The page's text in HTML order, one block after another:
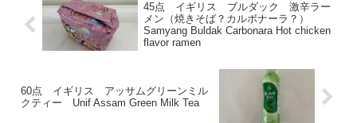
45点 イギリス ブルダック 激辛ラー
メン（焼きそば？カルボナーラ？）
Samyang Buldak Carbonara Hot chicken
flavor ramen
60点 イギリス アッサムグリーンミル
クティー Unif Assam Green Milk Tea